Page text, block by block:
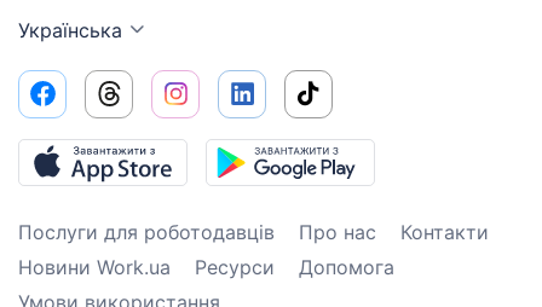
Українська
Послуги для роботодавців Про нас
Контакти
Новини Work.ua
Ресурси
Допомога
Умови використання